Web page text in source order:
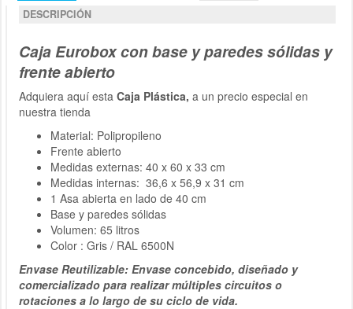
DESCRIPCIÓN
Caja Eurobox con base y paredes sólidas y
frente abierto
Adquiera aquí esta Caja Plástica, a un precio especial en
nuestra tienda
Material: Polipropileno
Frente abierto
Medidas externas: 40 x 60 x 33 cm
Medidas internas: 36,6 x 56,9 x 31 cm
1 Asa abierta en lado de 40 cm
Base y paredes sólidas
Volumen: 65 litros
Color : Gris / RAL 6500N
Envase Reutilizable: Envase concebido, diseñado y
comercializado para realizar múltiples circuitos o
rotaciones a lo largo de su ciclo de vida.